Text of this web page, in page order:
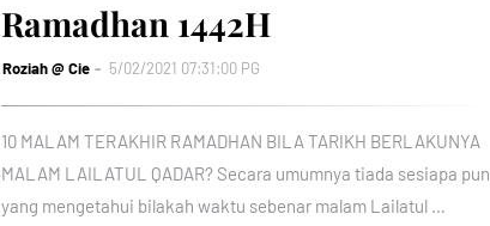
Ramadhan 1442H
Roziah @ Cie 5/02/2021 07:31:00 PG
10 MALAM TERAKHIR RAMADHAN BILA TARIKH BERLAKUNYA
MALAM LAILATUL QADAR? Secara umumnya tiada sesiapa pun
yang mengetahui bilakah waktu sebenar malam Lailatul …